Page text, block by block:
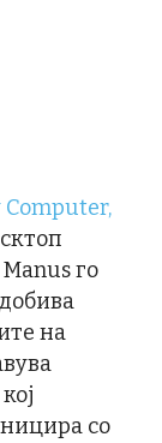
Computer,
го
на
со